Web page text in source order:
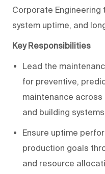
Corporate
system uptime, and
Key Responsibilities
Lead the
for preventive,
maintenance
and building
Ensure uptime
production goals
and resource